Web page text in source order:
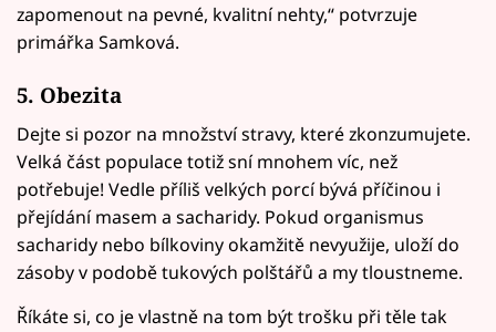
zapomenout na pevné, kvalitní nehty,“ potvrzuje
primářka Samková.
5. Obezita
Dejte si pozor na množství stravy, které zkonzumujete.
Velká část populace totiž sní mnohem víc, než
potřebuje! Vedle příliš velkých porcí bývá příčinou i
přejídání masem a sacharidy. Pokud organismus
sacharidy nebo bílkoviny okamžitě nevyužije, uloží do
zásoby v podobě tukových polštářů a my tloustneme.
Říkáte si, co je vlastně na tom být trošku při těle tak